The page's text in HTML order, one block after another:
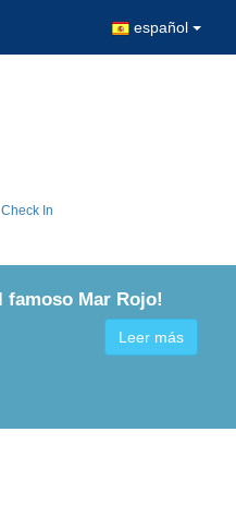
español
Check In
Mar Rojo!
Leer más